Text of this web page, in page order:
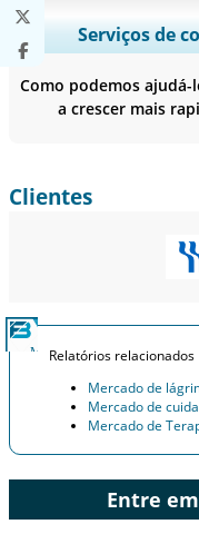
Ampliar a cobertura
Perfis de empresas,
Serviços de
Como podemos
a crescer mais
Clientes
Relatórios relacionados
Mercado de
Mercado de
Mercado de
Entre